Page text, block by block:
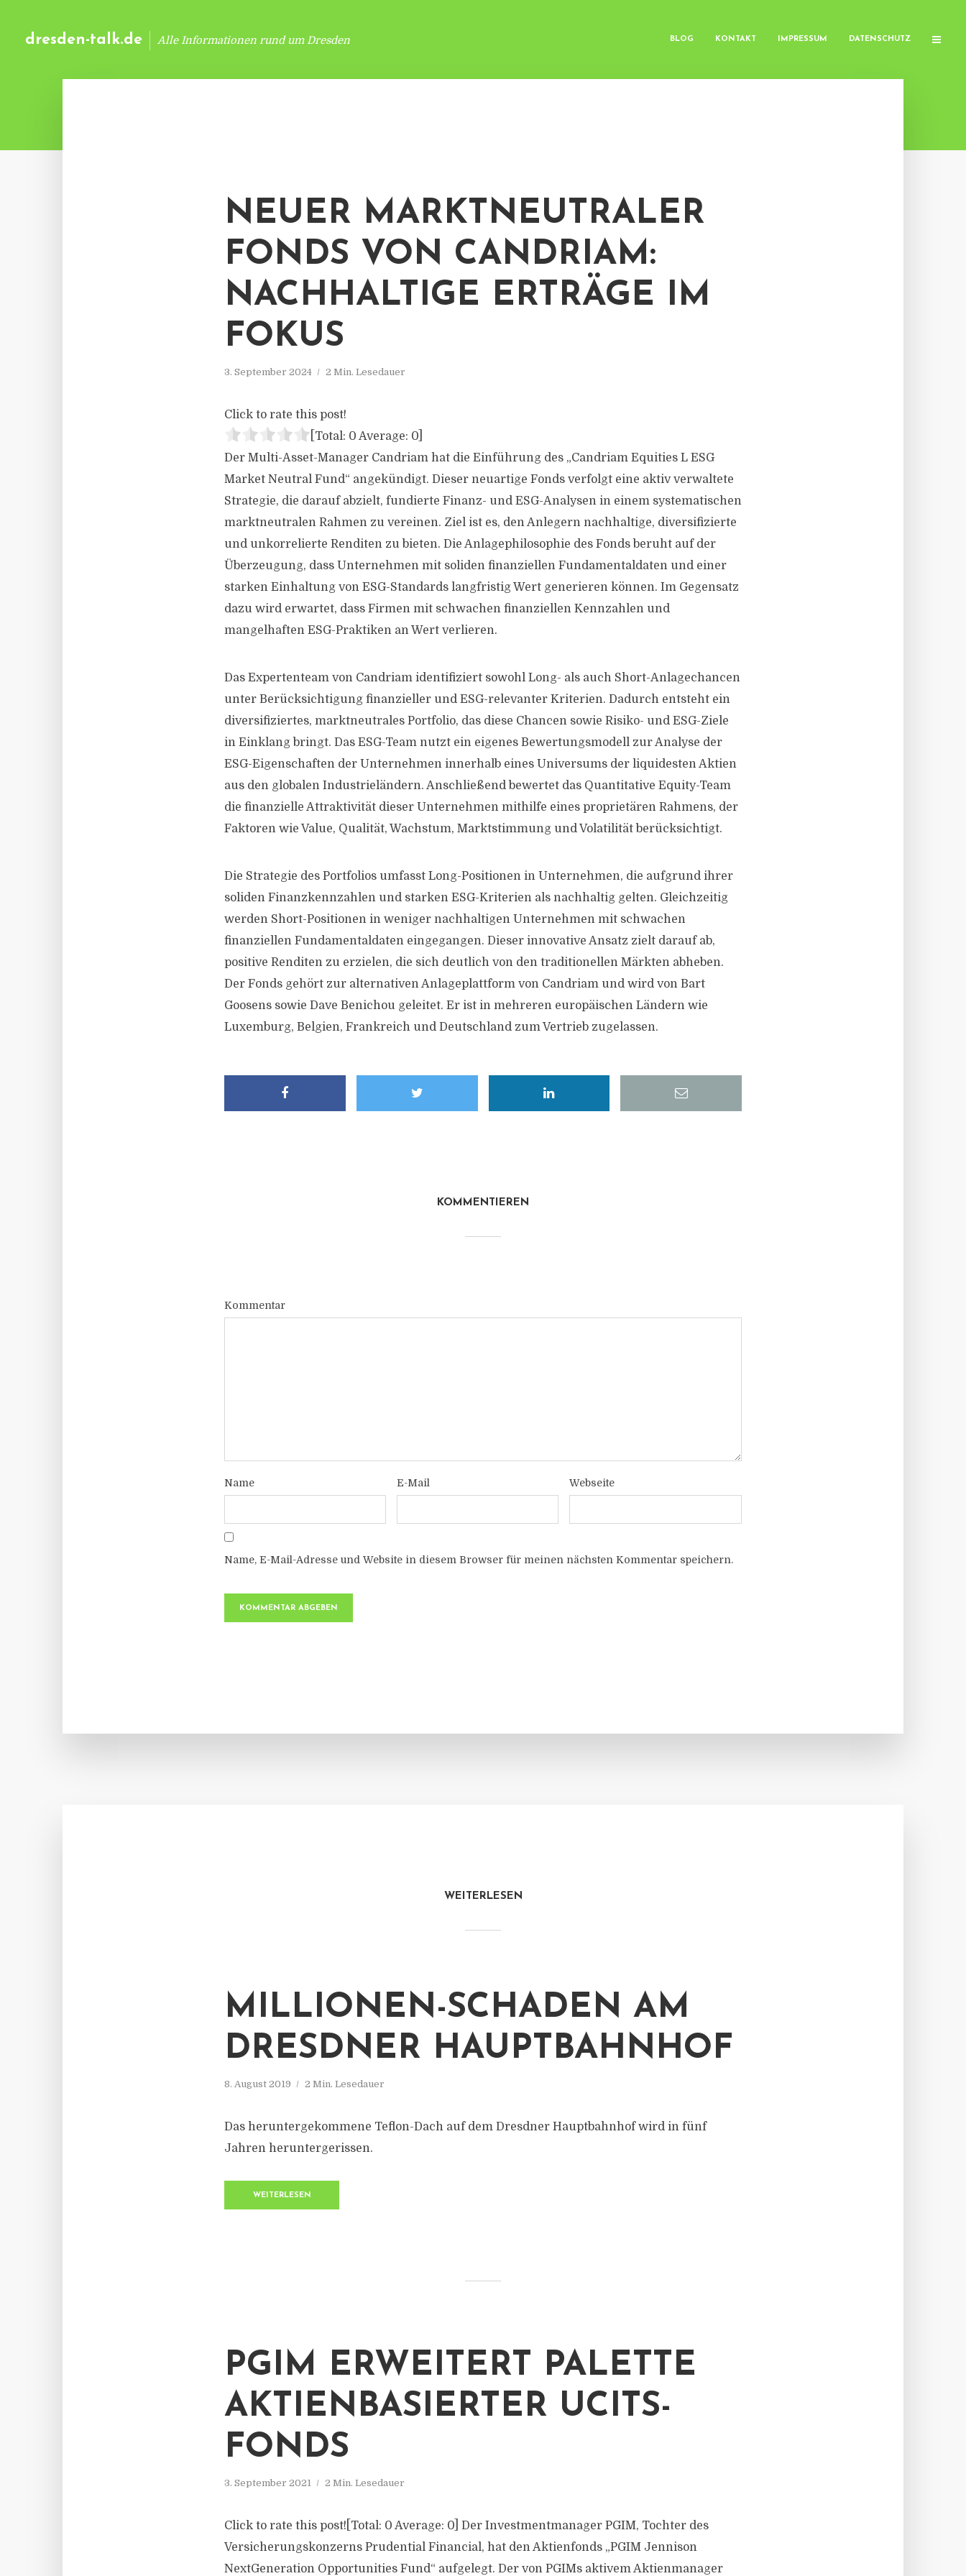
dresden-talk.de Alle Informationen rund um Dresden BLOG KONTAKT IMPRESSUM DATENSCHUTZ
NEUER MARKTNEUTRALER
FONDS VON CANDRIAM:
NACHHALTIGE ERTRÄGE IM
FOKUS
3. September 2024 2 Min. Lesedauer
Click to rate this post!
[Total: 0 Average: 0
Der Multi-Asset-Manager Candriam hat die Einführung des „Candriam Equities L ESG
Market Neutral Fund“ angekündigt. Dieser neuartige Fonds verfolgt eine aktiv verwaltete
Strategie, die darauf abzielt, fundierte Finanz- und ESG-Analysen in einem systematischen
marktneutralen Rahmen zu vereinen. Ziel ist es, den Anlegern nachhaltige, diversifizierte
und unkorrelierte Renditen zu bieten. Die Anlagephilosophie des Fonds beruht auf der
Überzeugung, dass Unternehmen mit soliden finanziellen Fundamentaldaten und einer
starken Einhaltung von ESG-Standards langfristig Wert generieren können. Im Gegensatz
dazu wird erwartet, dass Firmen mit schwachen finanziellen Kennzahlen und
mangelhaften ESG-Praktiken an Wert verlieren.
Das Expertenteam von Candriam identifiziert sowohl Long- als auch Short-Anlagechancen
unter Berücksichtigung finanzieller und ESG-relevanter Kriterien. Dadurch entsteht ein
diversifiziertes, marktneutrales Portfolio, das diese Chancen sowie Risiko- und ESG-Ziele
in Einklang bringt. Das ESG-Team nutzt ein eigenes Bewertungsmodell zur Analyse der
ESG-Eigenschaften der Unternehmen innerhalb eines Universums der liquidesten Aktien
aus den globalen Industrieländern. Anschließend bewertet das Quantitative Equity-Team
die finanzielle Attraktivität dieser Unternehmen mithilfe eines proprietären Rahmens, der
Faktoren wie Value, Qualität, Wachstum, Marktstimmung und Volatilität berücksichtigt.
Die Strategie des Portfolios umfasst Long-Positionen in Unternehmen, die aufgrund ihrer
soliden Finanzkennzahlen und starken ESG-Kriterien als nachhaltig gelten. Gleichzeitig
werden Short-Positionen in weniger nachhaltigen Unternehmen mit schwachen
finanziellen Fundamentaldaten eingegangen. Dieser innovative Ansatz zielt darauf ab,
positive Renditen zu erzielen, die sich deutlich von den traditionellen Märkten abheben.
Der Fonds gehört zur alternativen Anlageplattform von Candriam und wird von Bart
Goosens sowie Dave Benichou geleitet. Er ist in mehreren europäischen Ländern wie
Luxemburg, Belgien, Frankreich und Deutschland zum Vertrieb zugelassen.
KOMMENTIEREN
Kommentar
Name E-Mail Webseite
Name, E-Mail-Adresse und Website in diesem Browser für meinen nächsten Kommentar speichern.
WEITERLESEN
MILLIONEN-SCHADEN AM
DRESDNER HAUPTBAHNHOF
8. August 2019 2 Min. Lesedauer
Das heruntergekommene Teflon-Dach auf dem Dresdner Hauptbahnhof wird in fünf
Jahren heruntergerissen.
WEITERLESEN
PGIM ERWEITERT PALETTE
AKTIENBASIERTER UCITS-
FONDS
3. September 2021 2 Min. Lesedauer
Click to rate this post![Total: 0 Average: 0] Der Investmentmanager PGIM, Tochter des
Versicherungskonzerns Prudential Financial, hat den Aktienfonds „PGIM Jennison
NextGeneration Opportunities Fund“ aufgelegt. Der von PGIMs aktivem Aktienmanager